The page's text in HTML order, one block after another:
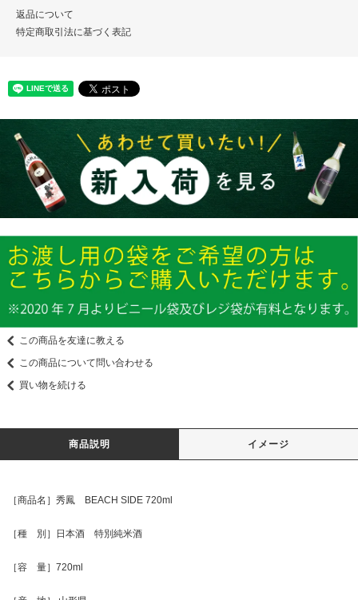
返品について
特定商取引法に基づく表記
この商品を友達に教える
この商品について問い合わせる
買い物を続ける
商品説明 イメージ
［商品名］秀鳳 BEACH SIDE 720ml
［種 別］日本酒 特別純米酒
［容 量］720ml